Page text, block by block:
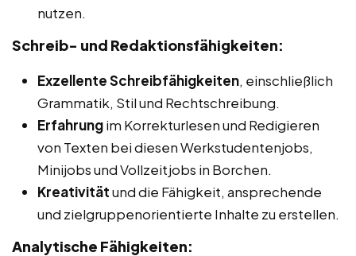
nutzen.
Schreib- und Redaktionsfähigkeiten:
Exzellente Schreibfähigkeiten, einschließlich
Grammatik, Stil und Rechtschreibung.
Erfahrungim Korrekturlesen und Redigieren
von Texten bei diesen Werkstudentenjobs,
Minijobs und Vollzeitjobs in Borchen.
Kreativitätund die Fähigkeit, ansprechende
und zielgruppenorientierte Inhalte zu erstellen.
Analytische Fähigkeiten: